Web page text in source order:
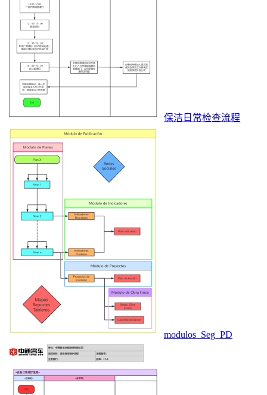
保洁日常检查流程
modulos_Seg_PD